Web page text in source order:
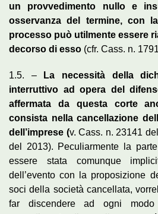
un provvedimento nullo e
osservanza del termine, con
processo può utilmente essere
decorso di esso (cfr. Cass. n.
1.5. –
La necessità della
interruttivo ad opera del
affermata da questa corte
consista nella cancellazione
dell’imprese (v. Cass. n. 23141
del 2013). Peculiarmente la
essere stata comunque
dell’evento con la proposizione
soci della società cancellata,
far discendere ad ogni